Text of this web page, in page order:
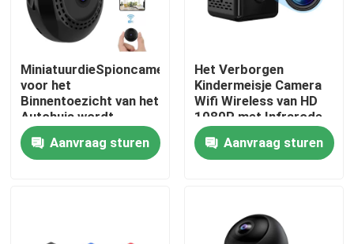
Thuis
Video's
MiniatuurdieSpioncamera
voor het
Binnentoezicht van het
Autohuis wordt
verborgen
Aanvraag sturen
Het Verborgen
Kindermeisje Camera
Wifi Wireless van HD
1080P met Infrarode
Nachtvisie
Aanvraag sturen